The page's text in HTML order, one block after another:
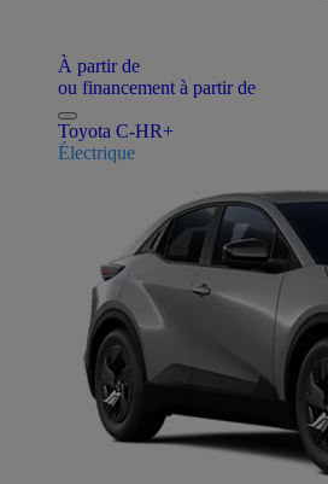
À partir de
ou financement à partir de
Toyota C-HR+
Électrique